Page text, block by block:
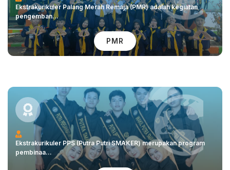
Ekstrakurikuler Palang Merah Remaja (PMR) adalah kegiatan
pengemban...
PMR
Ekstrakurikuler PPS (Putra Putri SMAKER) merupakan program
pembinaa...